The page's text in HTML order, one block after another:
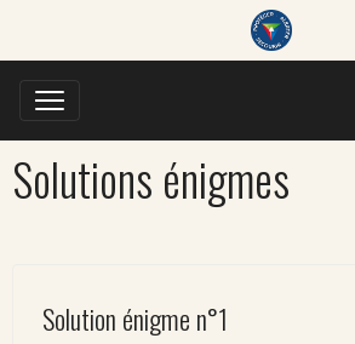
Solutions énigmes
Solution énigme n°1